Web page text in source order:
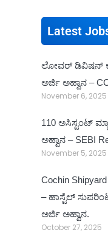
Latest
ಲೋವರ್ ಡಿವಿಷನ್
ಅರ್ಜಿ ಅಹ್ವಾನ –
November 6, 2025
110 ಅಸಿಸ್ಟಂಟ್
ಅಹ್ವಾನ – SEBI
November 5, 2025
Cochin
– ಹಾಸ್ಟೆಲ್
ಅರ್ಜಿ ಅಹ್ವಾನ.
October 27, 2025